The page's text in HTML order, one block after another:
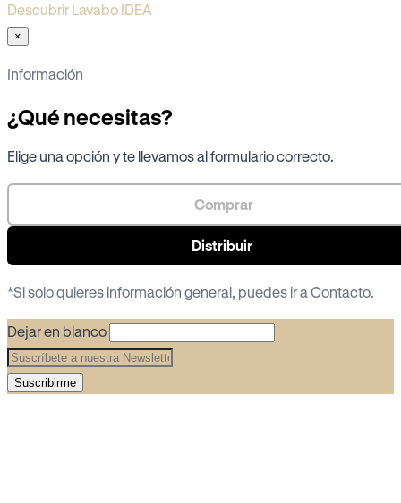
Descubrir Lavabo IDEA
×
Información
¿Qué necesitas?
Elige una opción y te llevamos al formulario correcto.
Comprar
Distribuir
*Si solo quieres información general, puedes ir aContacto.
Dejar en blanco
Suscribirme